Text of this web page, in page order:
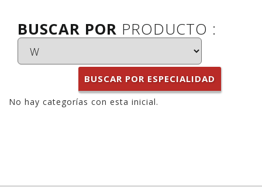
BUSCAR POR PRODUCTO :
BUSCAR POR ESPECIALIDAD
No hay categorías con esta inicial.